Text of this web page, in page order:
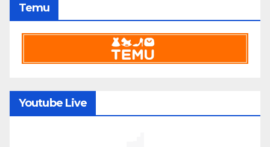
Temu
Youtube Live